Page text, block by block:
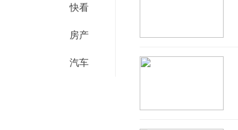
快看
房产
汽车